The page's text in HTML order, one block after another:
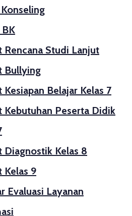
Rencana Studi Lanjut
Bullying
Kesiapan Belajar Kelas 7
Kebutuhan Peserta Didik
Diagnostik Kelas 8
Kelas 9
Evaluasi Layanan